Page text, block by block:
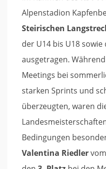
Alpenstadion
Steirischen
der U14 bis U18
ausgetragen.
Meetings bei
starken Sprints und
überzeugten, waren
Bedingungen
Valentina Riedlervom